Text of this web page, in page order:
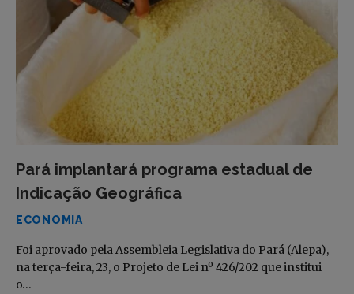
Pará implantará programa estadual de
Indicação Geográfica
ECONOMIA
Foi aprovado pela Assembleia Legislativa do Pará (Alepa),
na terça-feira, 23, o Projeto de Lei nº 426/202 que institui
o…